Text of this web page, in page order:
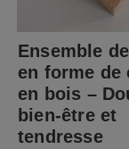
Ensemble
en forme
en bois –
bien-être et
tendresse